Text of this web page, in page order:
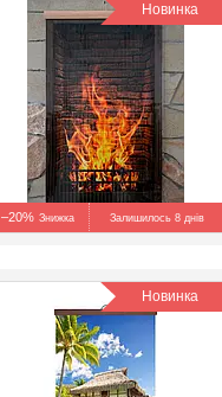
Новинка
–20% Залишилось 8 днів
Новинка